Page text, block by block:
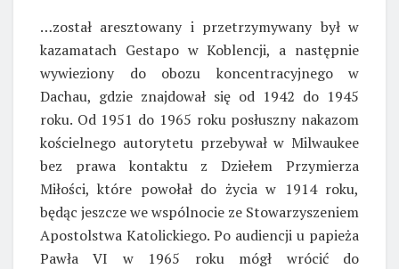
…został aresztowany i przetrzymywany był w
kazamatach Gestapo w Koblencji, a następnie
wywieziony do obozu koncentracyjnego w
Dachau, gdzie znajdował się od 1942 do 1945
roku. Od 1951 do 1965 roku posłuszny nakazom
kościelnego autorytetu przebywał w Milwaukee
bez prawa kontaktu z Dziełem Przymierza
Miłości, które powołał do życia w 1914 roku,
będąc jeszcze we wspólnocie ze Stowarzyszeniem
Apostolstwa Katolickiego. Po audiencji u papieża
Pawła VI w 1965 roku mógł wrócić do